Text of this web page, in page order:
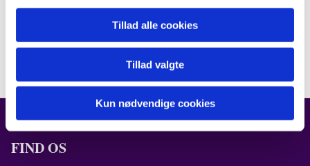
Tillad alle cookies
Tillad valgte
Kun nødvendige cookies
FIND OS